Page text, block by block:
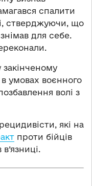
спалити
стверджуючи, що
для себе.
умовах воєнного
волі з
які на
проти бійців